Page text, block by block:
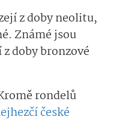
z doby neolitu,
Známé jsou
doby bronzové
rondelů
české